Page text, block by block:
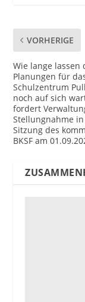
VORHERIGE
Wie lange lassen
Planungen für
Schulzentrum
noch auf sich
fordert
Stellungnahme
Sitzung des
BKSF am